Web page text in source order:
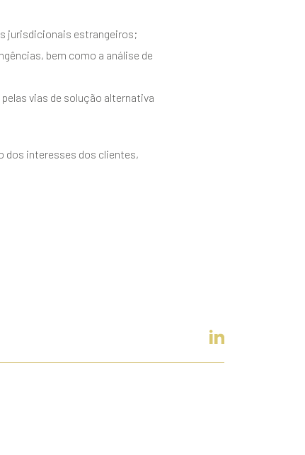
jurisdicionais estrangeiros;
bem como a análise de
vias de solução alternativa
dos interesses dos clientes,